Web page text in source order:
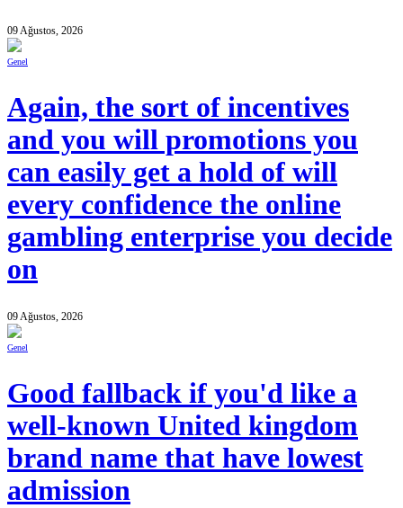
09 Ağustos, 2026
Genel
Again, the sort of incentives
and you will promotions you
can easily get a hold of will
every confidence the online
gambling enterprise you decide
on
09 Ağustos, 2026
Genel
Good fallback if you'd like a
well-known United kingdom
brand name that have lowest
admission